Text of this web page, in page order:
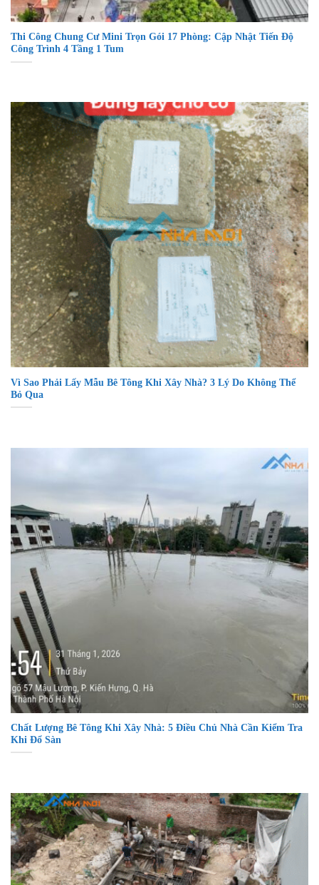
Thi Công Chung Cư Mini Trọn Gói 17 Phòng: Cập Nhật Tiến Độ
Công Trình 4 Tầng 1 Tum
Vì Sao Phải Lấy Mẫu Bê Tông Khi Xây Nhà? 3 Lý Do Không Thể
Bỏ Qua
Chất Lượng Bê Tông Khi Xây Nhà: 5 Điều Chủ Nhà Cần Kiểm Tra
Khi Đổ Sàn